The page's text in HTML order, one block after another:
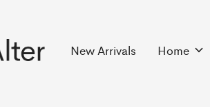
New Arrivals Home